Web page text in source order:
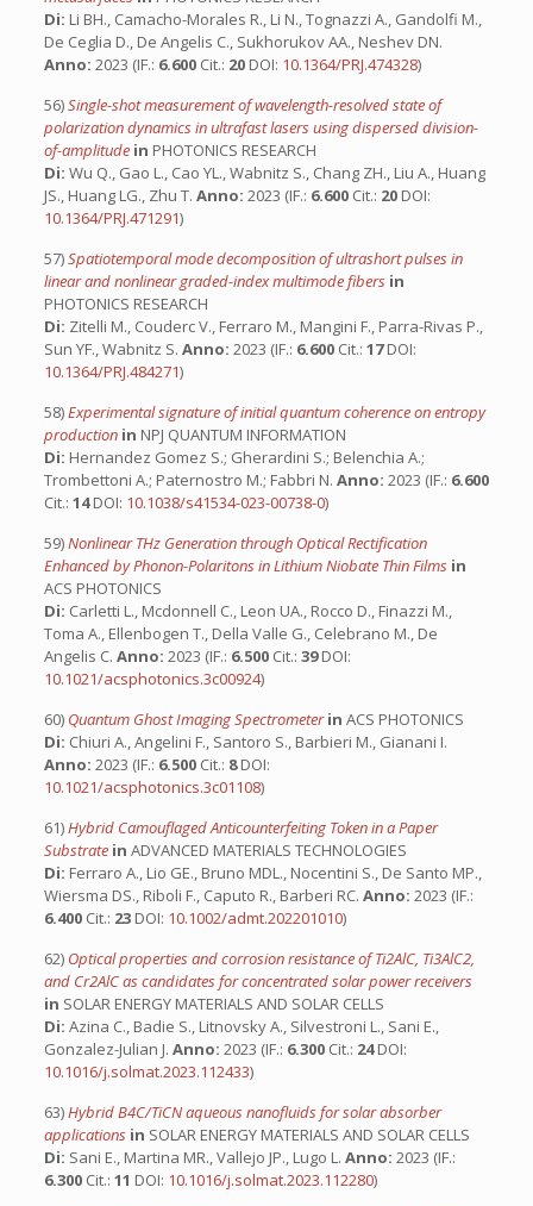
Di: Li BH., Camacho-Morales R., Li N., Tognazzi A., Gandolfi M.,
De Ceglia D., De Angelis C., Sukhorukov AA., Neshev DN.
Anno: 2023 (IF.: 6.600 Cit.: 20 DOI: 10.1364/PRJ.474328)
56)Single-shot measurement of wavelength-resolved state of
polarization dynamics in ultrafast lasers using dispersed division-
of-amplitude in PHOTONICS RESEARCH
Di: Wu Q., Gao L., Cao YL., Wabnitz S., Chang ZH., Liu A., Huang
JS., Huang LG., Zhu T. Anno: 2023 (IF.: 6.600 Cit.: 20 DOI:
10.1364/PRJ.471291)
57)Spatiotemporal mode decomposition of ultrashort pulses in
linear and nonlinear graded-index multimode fibers in
PHOTONICS RESEARCH
Di: Zitelli M., Couderc V., Ferraro M., Mangini F., Parra-Rivas P.,
Sun YF., Wabnitz S. Anno: 2023 (IF.: 6.600 Cit.: 17DOI:
10.1364/PRJ.484271)
58)Experimental signature of initial quantum coherence on entropy
production in NPJ QUANTUM INFORMATION
Di: Hernandez Gomez S.; Gherardini S.; Belenchia A.;
Trombettoni A.; Paternostro M.; Fabbri N. Anno: 2023 (IF.: 6.600
Cit.: 14DOI: 10.1038/s41534-023-00738-0)
59)Nonlinear THz Generation through Optical Rectification
Enhanced by Phonon-Polaritons in Lithium Niobate Thin Films in
ACS PHOTONICS
Di: Carletti L., Mcdonnell C., Leon UA., Rocco D., Finazzi M.,
Toma A., Ellenbogen T., Della Valle G., Celebrano M., De
Angelis C. Anno: 2023 (IF.: 6.500 Cit.: 39DOI:
10.1021/acsphotonics.3c00924)
60) Quantum Ghost Imaging Spectrometerin ACS PHOTONICS
Di: Chiuri A., Angelini F., Santoro S., Barbieri M., Gianani I.
Anno: 2023 (IF.: 6.500 Cit.: 8DOI:
10.1021/acsphotonics.3c01108)
61)Hybrid Camouflaged Anticounterfeiting Token in a Paper
Substrate in ADVANCED MATERIALS TECHNOLOGIES
Di: Ferraro A., Lio GE., Bruno MDL., Nocentini S., De Santo MP.,
Wiersma DS., Riboli F., Caputo R., Barberi RC. Anno: 2023 (IF.:
6.400 Cit.: 23 DOI: 10.1002/admt.202201010)
62) Optical properties and corrosion resistance of Ti2AlC, Ti3AlC2,
and Cr2AlC as candidates for concentrated solar power receivers
in SOLAR ENERGY MATERIALS AND SOLAR CELLS
Di: Azina C., Badie S., Litnovsky A., Silvestroni L., Sani E.,
Gonzalez-Julian J. Anno: 2023 (IF.: 6.300 Cit.: 24DOI:
10.1016/j.solmat.2023.112433)
63)Hybrid B4C/TiCN aqueous nanofluids for solar absorber
applications in SOLAR ENERGY MATERIALS AND SOLAR CELLS
Di: Sani E., Martina MR., Vallejo JP., Lugo L. Anno: 2023 (IF.:
6.300 Cit.: 11 DOI: 10.1016/j.solmat.2023.112280)